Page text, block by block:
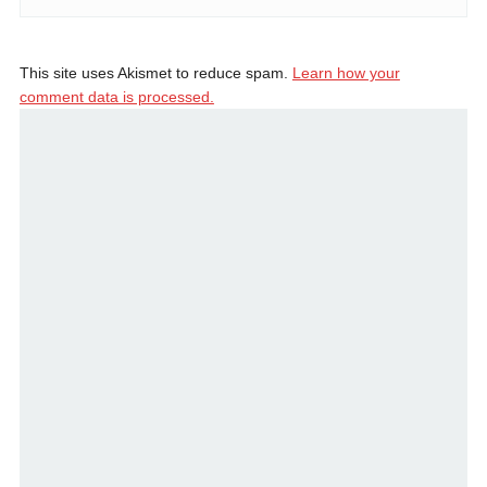
This site uses Akismet to reduce spam. Learn how your
comment data is processed.